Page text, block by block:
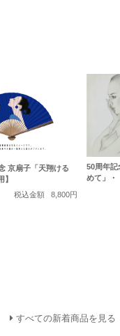
京扇子「天翔ける
】
税込金額
8,800円
50周年記
めて」・
すべての新着商品を見る